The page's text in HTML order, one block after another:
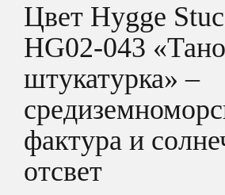
Цвет Hygge
HG02-043
штукатурка» –
фактура и
отсвет